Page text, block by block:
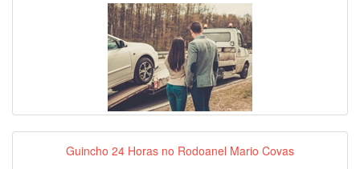
Guincho 24 Horas no Rodoanel Mario Covas